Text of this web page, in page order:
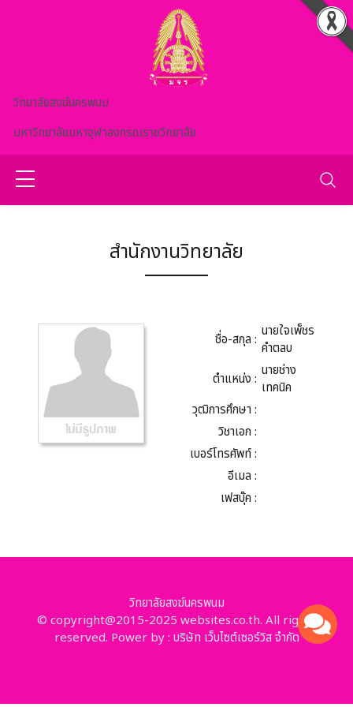
วิทยาลัยสงฆ์นครพนม
มหาวิทยาลัยมหาจุฬาลงกรณราชวิทยาลัย
สำนักงานวิทยาลัย
ชื่อ-สกุล : นายใจเพ็ชร
คำตลบ
ตำแหน่ง : นายช่าง
เทคนิค
วุฒิการศึกษา :
วิชาเอก :
เบอร์โทรศัพท์ :
อีเมล :
เฟสบุ๊ค :
วิทยาลัยสงฆ์นครพนม
© copyright@2015-2025 websites.co.th. All rights
reserved. Power by : บริษัท เว็บไซต์เซอร์วิส จำกัด